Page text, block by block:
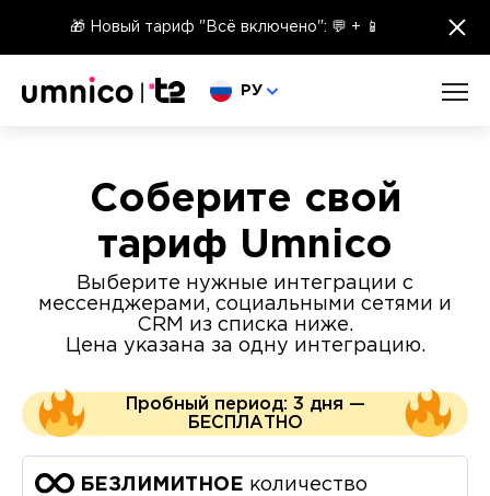
🎁 Новый тариф "Всё включено": 💬 + 📱 ×
Выберите язык
РУ
Соберите свой
тариф Umnico
Выберите нужные интеграции с
мессенджерами, социальными сетями и
CRM из списка ниже.
Цена указана за одну интеграцию.
Пробный период: 3 дня —
БЕСПЛАТНО
БЕЗЛИМИТНОЕ количество